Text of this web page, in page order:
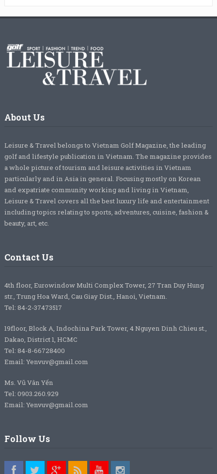
About Us
Leisure & Travel belongs to Vietnam Golf Magazine, the leading
golf and lifestyle publication in Vietnam. The magazine provides
a whole picture of tourism and leisure activities in Vietnam
particularly and in Asia in general. Focusing mostly on Korean
and expatriate community working and living in Vietnam,
Leisure & Travel covers all the best luxury life and entertainment
including topics relating to sports, adventures, cuisine, fashion &
beauty, art, etc.
Contact Us
4th floor, Eurowindow Multi Complex Tower, 27 Tran Duy Hung
str., Trung Hoa Ward, Cau Giay Dist., Hanoi, Vietnam.
Tel: 84-2-37473517
19floor, Block A, Indochina Park Tower, 4 Nguyen Dinh Chieu st.,
Dakao, District 1, HCMC
Tel: 84-8-66728400
Email: Yenvuv@gmail.com
Ms. Vũ Vân Yến
Tel: 0903.260.929
Email: Yenvuv@gmail.com
Follow Us